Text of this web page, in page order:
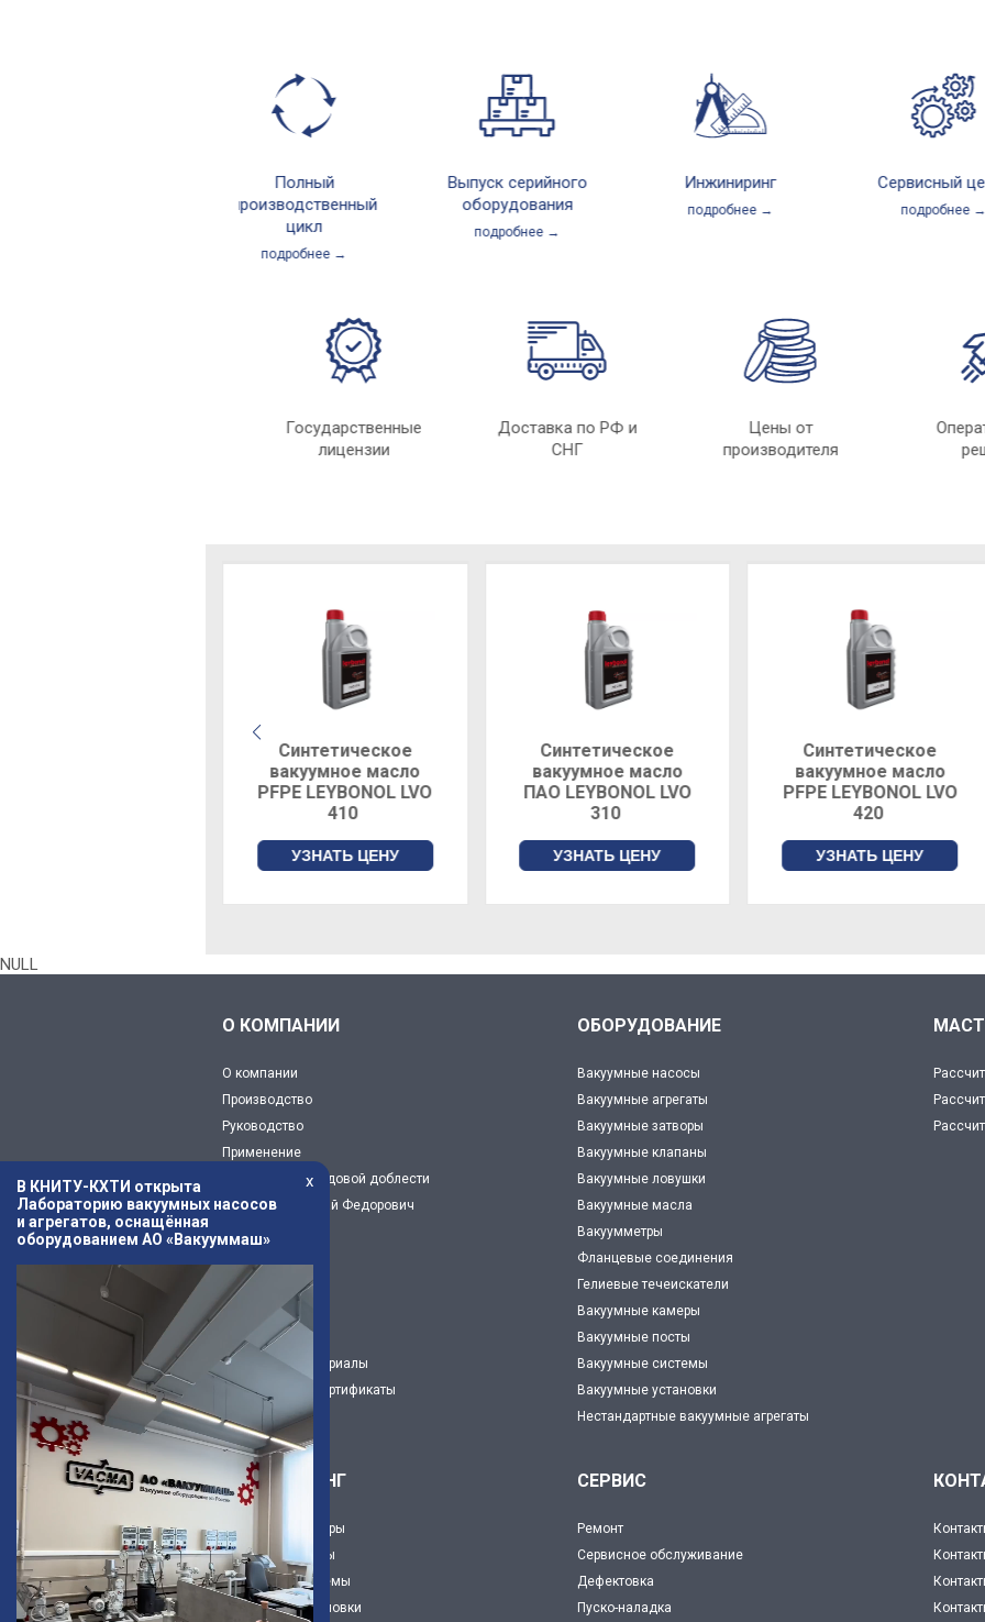
Полный
производственный
цикл
подробнее →
Выпуск серийного
оборудования
подробнее →
Инжиниринг
подробнее →
Сервисный центр
подробнее →
Цены от
производителя
Доставка по РФ и
СНГ
Государственные
лицензии
Синтетическое
вакуумное масло
PFPE LEYBONOL LVO
410
УЗНАТЬ ЦЕНУ
Синтетическое
вакуумное масло
ПАО LEYBONOL LVO
310
УЗНАТЬ ЦЕНУ
Синтетическое
вакуумное масло
PFPE LEYBONOL LVO
420
УЗНАТЬ ЦЕНУ
NULL
x
В КНИТУ-КХТИ открыта
Лабораторию вакуумных насосов
и агрегатов, оснащённая
оборудованием АО «Вакууммаш»
О КОМПАНИИ
О компании
Производство
Руководство
Применение
Предприятие трудовой доблести
Капустин Николай Федорович
Новости
Статьи
3Д модели
Рекламные материалы
Декларации и сертификаты
Карьера
ОБОРУДОВАНИЕ
Вакуумные насосы
Вакуумные агрегаты
Вакуумные затворы
Вакуумные клапаны
Вакуумные ловушки
Вакуумные масла
Вакуумметры
Фланцевые соединения
Гелиевые течеискатели
Вакуумные камеры
Вакуумные посты
Вакуумные системы
Вакуумные установки
Нестандартные вакуумные агрегаты
ИНЖИНИРИНГ
Вакуумные камеры
Вакуумные посты
Вакуумнве системы
Вакуумные установки
СЕРВИС
Ремонт
Сервисное обслуживание
Дефектовка
Пуско-наладка